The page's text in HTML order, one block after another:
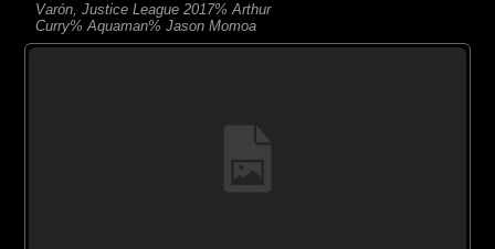
Varón, Justice League 2017% Arthur
Curry% Aquaman% Jason Momoa